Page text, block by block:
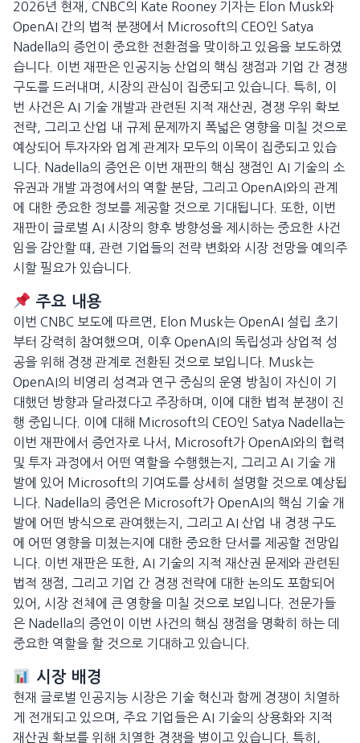
2026년 현재, CNBC의 Kate Rooney 기자는 Elon Musk와
OpenAI 간의 법적 분쟁에서 Microsoft의 CEO인 Satya
Nadella의 증언이 중요한 전환점을 맞이하고 있음을 보도하였
습니다. 이번 재판은 인공지능 산업의 핵심 쟁점과 기업 간 경쟁
구도를 드러내며, 시장의 관심이 집중되고 있습니다. 특히, 이
번 사건은 AI 기술 개발과 관련된 지적 재산권, 경쟁 우위 확보
전략, 그리고 산업 내 규제 문제까지 폭넓은 영향을 미칠 것으로
예상되어 투자자와 업계 관계자 모두의 이목이 집중되고 있습
니다. Nadella의 증언은 이번 재판의 핵심 쟁점인 AI 기술의 소
유권과 개발 과정에서의 역할 분담, 그리고 OpenAI와의 관계
에 대한 중요한 정보를 제공할 것으로 기대됩니다. 또한, 이번
재판이 글로벌 AI 시장의 향후 방향성을 제시하는 중요한 사건
임을 감안할 때, 관련 기업들의 전략 변화와 시장 전망을 예의주
시할 필요가 있습니다.
주요 내용
이번 CNBC 보도에 따르면, Elon Musk는 OpenAI 설립 초기
부터 강력히 참여했으며, 이후 OpenAI의 독립성과 상업적 성
공을 위해 경쟁 관계로 전환된 것으로 보입니다. Musk는
OpenAI의 비영리 성격과 연구 중심의 운영 방침이 자신이 기
대했던 방향과 달라졌다고 주장하며, 이에 대한 법적 분쟁이 진
행 중입니다. 이에 대해 Microsoft의 CEO인 Satya Nadella는
이번 재판에서 증언자로 나서, Microsoft가 OpenAI와의 협력
및 투자 과정에서 어떤 역할을 수행했는지, 그리고 AI 기술 개
발에 있어 Microsoft의 기여도를 상세히 설명할 것으로 예상됩
니다. Nadella의 증언은 Microsoft가 OpenAI의 핵심 기술 개
발에 어떤 방식으로 관여했는지, 그리고 AI 산업 내 경쟁 구도
에 어떤 영향을 미쳤는지에 대한 중요한 단서를 제공할 전망입
니다. 이번 재판은 또한, AI 기술의 지적 재산권 문제와 관련된
법적 쟁점, 그리고 기업 간 경쟁 전략에 대한 논의도 포함되어
있어, 시장 전체에 큰 영향을 미칠 것으로 보입니다. 전문가들
은 Nadella의 증언이 이번 사건의 핵심 쟁점을 명확히 하는 데
중요한 역할을 할 것으로 기대하고 있습니다.
시장 배경
현재 글로벌 인공지능 시장은 기술 혁신과 함께 경쟁이 치열하
게 전개되고 있으며, 주요 기업들은 AI 기술의 상용화와 지적
재산권 확보를 위해 치열한 경쟁을 벌이고 있습니다. 특히,